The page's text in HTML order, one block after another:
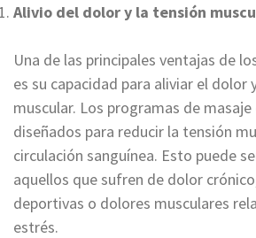
Alivio del dolor y la tensión
Una de las principales ventajas de
es su capacidad para aliviar el dolor
muscular. Los programas de
diseñados para reducir la tensión
circulación sanguínea. Esto puede
aquellos que sufren de dolor
deportivas o dolores musculares
estrés.